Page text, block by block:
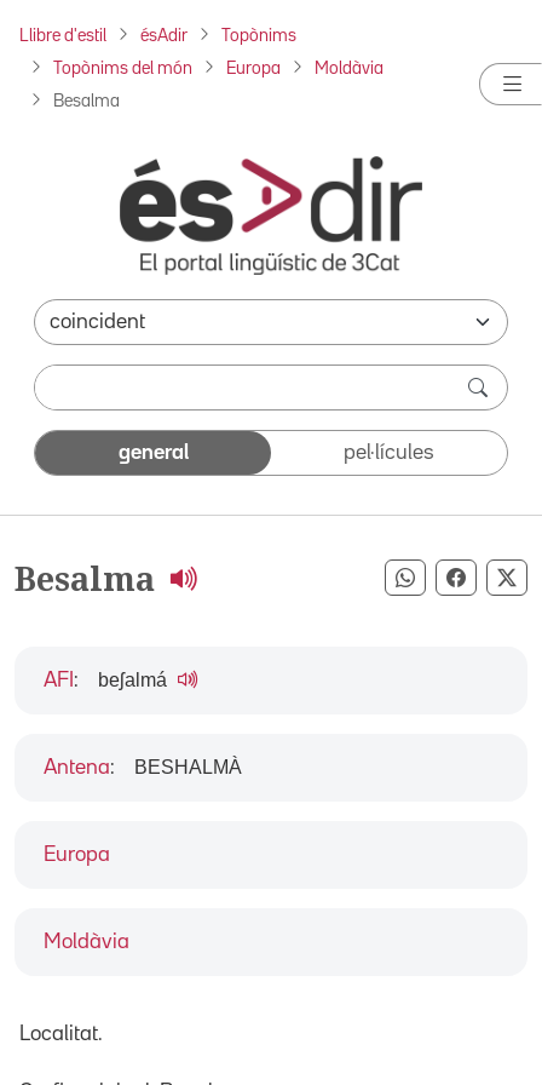
Llibre d'estil ésAdir Topònims
Topònims del món Europa Moldàvia
Besalma
general pel·lícules
Besalma Compartir
Europa
Moldàvia
AFI : beʃalmá
Antena: BESHALMÀ
Localitat.